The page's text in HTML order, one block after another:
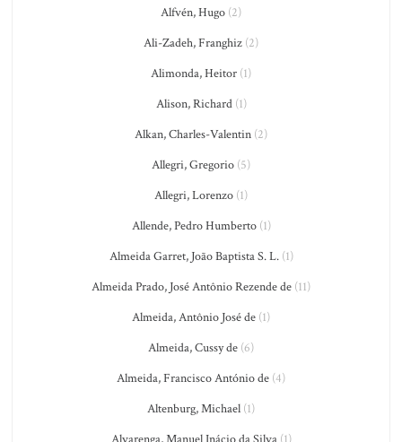
Alfvén, Hugo (2)
Ali-Zadeh, Franghiz (2)
Alimonda, Heitor (1)
Alison, Richard(1)
Alkan, Charles-Valentin (2)
Allegri, Gregorio (5)
Allegri, Lorenzo (1)
Allende, Pedro Humberto(1)
Almeida Garret, João Baptista S. L.(1)
Almeida Prado, José Antônio Rezende de (11)
Almeida, Antônio José de (1)
Almeida, Cussy de (6)
Almeida, Francisco António de (4)
Altenburg, Michael (1)